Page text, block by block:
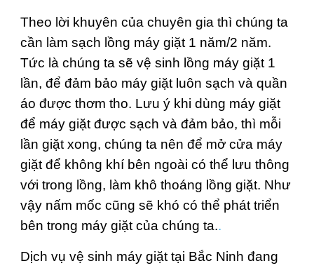
Theo lời khuyên của chuyên gia thì chúng ta
cần làm sạch lồng máy giặt 1 năm/2 năm.
Tức là chúng ta sẽ vệ sinh lồng máy giặt 1
lần, để đảm bảo máy giặt luôn sạch và quần
áo được thơm tho. Lưu ý khi dùng máy giặt
để máy giặt được sạch và đảm bảo, thì mỗi
lần giặt xong, chúng ta nên để mở cửa máy
giặt để không khí bên ngoài có thể lưu thông
với trong lồng, làm khô thoáng lồng giặt. Như
vậy nấm mốc cũng sẽ khó có thể phát triển
bên trong máy giặt của chúng ta..
Dịch vụ vệ sinh máy giặt tại Bắc Ninh đang